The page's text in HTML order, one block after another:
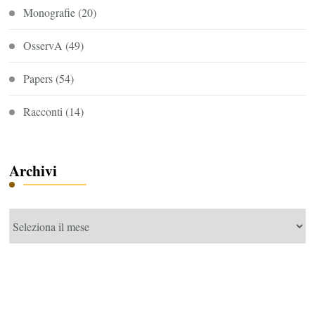
Monografie(20)
OsservA (49)
Papers(54)
Racconti(14)
Archivi